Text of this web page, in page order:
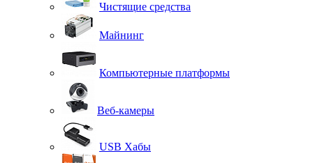
Чистящие средства
Майнинг
Компьютерные платформы
Веб-камеры
USB Хабы